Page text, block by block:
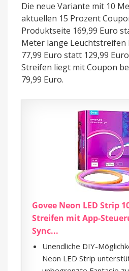
Die neue Variante mit 10
aktuellen 15 Prozent
Produktseite 169,99 Euro
Meter lange
77,99 Euro statt 129,99
Streifen liegt mit Coupon
79,99 Euro.
Govee Neon LED Strip
Streifen mit App-
Sync...
Unendliche DIY-
Neon LED Strip